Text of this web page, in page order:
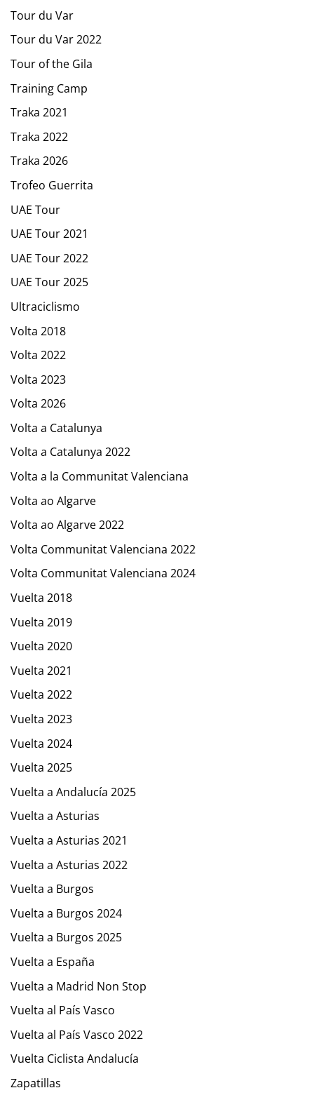
Tour du Var
Tour du Var 2022
Tour of the Gila
Training Camp
Traka 2021
Traka 2022
Traka 2026
Trofeo Guerrita
UAE Tour
UAE Tour 2021
UAE Tour 2022
UAE Tour 2025
Ultraciclismo
Volta 2018
Volta 2022
Volta 2023
Volta 2026
Volta a Catalunya
Volta a Catalunya 2022
Volta a la Communitat Valenciana
Volta ao Algarve
Volta ao Algarve 2022
Volta Communitat Valenciana 2022
Volta Communitat Valenciana 2024
Vuelta 2018
Vuelta 2019
Vuelta 2020
Vuelta 2021
Vuelta 2022
Vuelta 2023
Vuelta 2024
Vuelta 2025
Vuelta a Andalucía 2025
Vuelta a Asturias
Vuelta a Asturias 2021
Vuelta a Asturias 2022
Vuelta a Burgos
Vuelta a Burgos 2024
Vuelta a Burgos 2025
Vuelta a España
Vuelta a Madrid Non Stop
Vuelta al País Vasco
Vuelta al País Vasco 2022
Vuelta Ciclista Andalucía
Zapatillas